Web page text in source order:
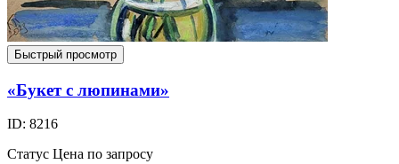
Быстрый просмотр
«Букет с люпинами»
ID: 8216
Статус Цена по запросу